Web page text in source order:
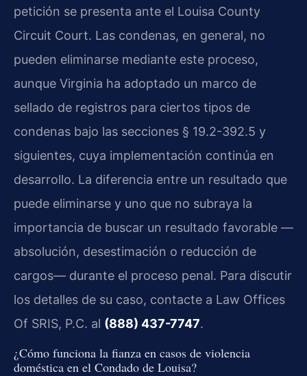
petición se presenta ante el Louisa County
Circuit Court. Las condenas, en general, no
pueden eliminarse mediante este proceso,
aunque Virginia ha adoptado un marco de
sellado de registros para ciertos tipos de
condenas bajo las secciones § 19.2-392.5 y
siguientes, cuya implementación continúa en
desarrollo. La diferencia entre un resultado que
puede eliminarse y uno que no subraya la
importancia de buscar un resultado favorable —
absolución, desestimación o reducción de
cargos— durante el proceso penal. Para discutir
los detalles de su caso, contacte a Law Offices
Of SRIS, P.C. al (888) 437-7747.
¿Cómo funciona la fianza en casos de violencia
doméstica en el Condado de Louisa?